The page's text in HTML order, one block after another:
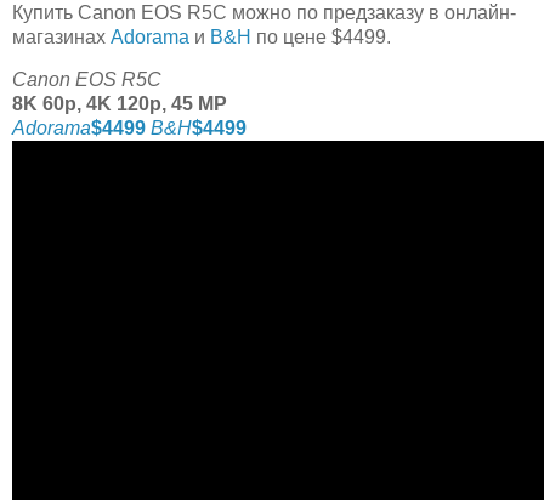
Купить Canon EOS R5C можно по предзаказу в онлайн-
магазинах Adorama и B&H по цене $4499.
Canon EOS R5C
8K 60p, 4K 120p, 45 MP
Adorama$4499 B&H$4499